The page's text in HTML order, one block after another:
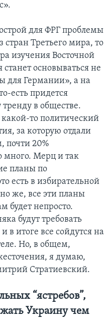
для ФРГ проблемы
Третьего мира, то
изучения Восточной
основываться не
для Германии», а на
есть придется
в обществе.
то политический
за которую отдали
почти 20%
много. Мерц и так
планы по
есть в избирательной
же, все эти планы
будет непросто.
будут требовать
в итоге все сойдутся на
Но, в общем,
я думаю,
Стратиевский.
“ястребов”,
Украину чем